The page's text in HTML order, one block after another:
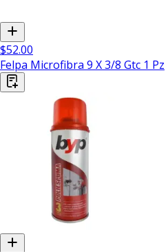
$52.00
Felpa Microfibra 9 X 3/8 Gtc 1 Pz